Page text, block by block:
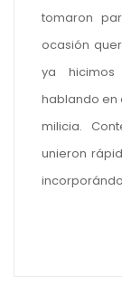
tomaron
ocasión
ya
hablando en
milicia.
unieron